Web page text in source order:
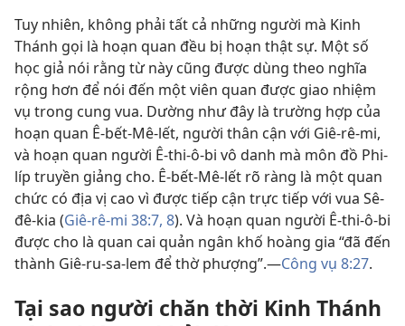
Tuy nhiên, không phải tất cả những người mà Kinh
Thánh gọi là hoạn quan đều bị hoạn thật sự. Một số
học giả nói rằng từ này cũng được dùng theo nghĩa
rộng hơn để nói đến một viên quan được giao nhiệm
vụ trong cung vua. Dường như đây là trường hợp của
hoạn quan Ê-bết-Mê-lết, người thân cận với Giê-rê-mi,
và hoạn quan người Ê-thi-ô-bi vô danh mà môn đồ Phi-
líp truyền giảng cho. Ê-bết-Mê-lết rõ ràng là một quan
chức có địa vị cao vì được tiếp cận trực tiếp với vua Sê-
đê-kia (Giê-rê-mi 38:7, 8). Và hoạn quan người Ê-thi-ô-bi
được cho là quan cai quản ngân khố hoàng gia “đã đến
thành Giê-ru-sa-lem để thờ phượng”.—Công vụ 8:27.
Tại sao người chăn thời Kinh Thánh